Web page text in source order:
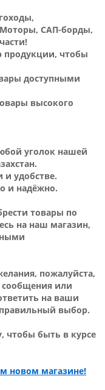
САП-борды,
чтобы
доступными
высокого
уголок нашей
удобстве.
и надёжно.
товары по
на наш магазин,
пожалуйста,
сообщения или
на ваши
выбор.
чтобы быть в курсе
новом магазине!